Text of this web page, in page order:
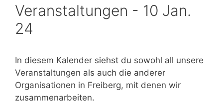
Veranstaltungen - 10 Jan.
24
In diesem Kalender siehst du sowohl all unsere
Veranstaltungen als auch die anderer
Organisationen in Freiberg, mit denen wir
zusammenarbeiten.